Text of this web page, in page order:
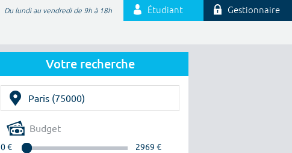
Du lundi au vendredi de 9h à 18h Étudiant Gestionnaire
Votre recherche
Budget
0 € 2969 €